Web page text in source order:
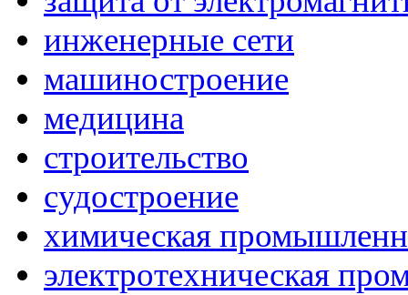
инженерные сети
машиностроение
медицина
строительство
судостроение
химическая
электротехническая